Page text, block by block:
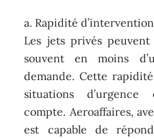
a. Rapidité d’intervention
Les jets privés
souvent en moins
demande. Cette
situations
compte. Aeroaffaires,
est capable de